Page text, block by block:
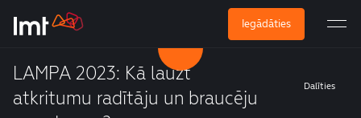
Iegādāties
LAMPA 2023: Kā lauzt
atkritumu radītāju un braucēju
Dalīties